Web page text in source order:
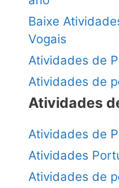
Baixe
Vogais
Atividades de
Atividades de
Atividades
Atividades de
Atividades
Atividades de